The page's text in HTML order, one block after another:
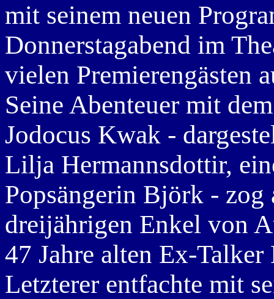
mit seinem neuen
Donnerstagabend im
vielen Premierengästen
Seine Abenteuer mit
Jodocus Kwak -
Lilja Hermannsdottir,
Popsängerin Björk -
dreijährigen Enkel von
47 Jahre alten Ex-
Letzterer entfachte mit